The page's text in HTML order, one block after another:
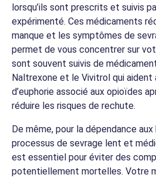
lorsqu’ils sont prescrits et suivis
expérimenté. Ces médicaments
manque et les symptômes de
permet de vous concentrer sur
sont souvent suivis de
Naltrexone et le Vivitrol qui
d’euphorie associé aux opioïdes
réduire les risques de rechute.
De même, pour la dépendance
processus de sevrage lent et
est essentiel pour éviter des
potentiellement mortelles. Votre